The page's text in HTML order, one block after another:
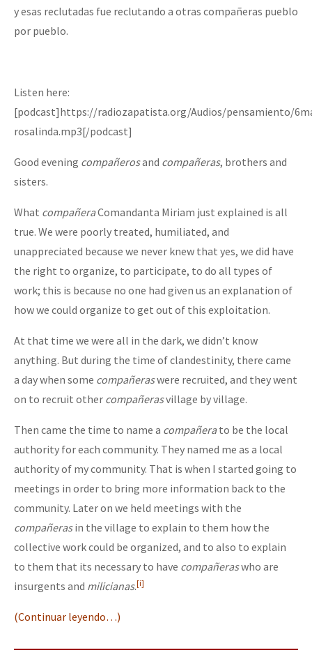
y esas reclutadas fue reclutando a otras compañeras pueblo
por pueblo.
Listen here:
[podcast]https://radiozapatista.org/Audios/pensamiento/
rosalinda.mp3[/podcast]
Good evening compañerosand compañeras, brothers and
sisters.
What compañeraComandanta Miriam just explained is all
true. We were poorly treated, humiliated, and
unappreciated because we never knew that yes, we did have
the right to organize, to participate, to do all types of
work; this is because no one had given us an explanation of
how we could organize to get out of this exploitation.
At that time we were all in the dark, we didn’t know
anything. But during the time of clandestinity, there came
a day when some compañeraswere recruited, and they went
on to recruit other compañerasvillage by village.
Then came the time to name a compañerato be the local
authority for each community. They named me as a local
authority of my community. That is when I started going to
meetings in order to bring more information back to the
community. Later on we held meetings with the
compañerasin the village to explain to them how the
collective work could be organized, and to also to explain
to them that its necessary to have compañeraswho are
insurgents and milicianas.[i]
(Continuar leyendo…)